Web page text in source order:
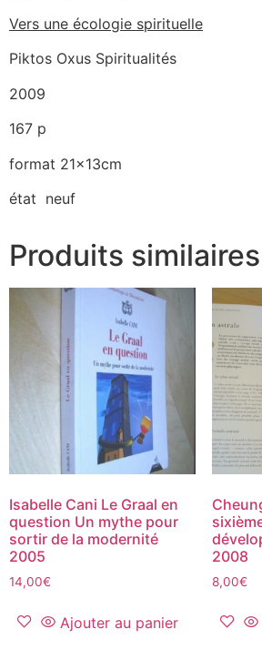
Vers une écologie spirituelle
Piktos Oxus Spiritualités
2009
167 p
format 21x13cm
état neuf
Produits similaires
Isabelle Cani Le Graal en
question Un mythe pour
sortir de la modernité
2005
14,00€
Ajouter au panier
2008
8,00€